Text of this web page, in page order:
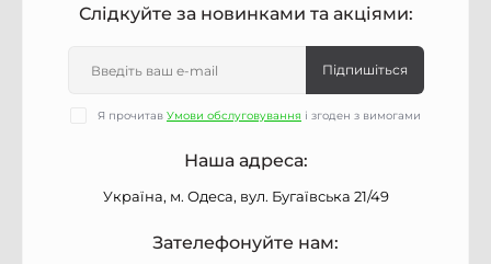
Слідкуйте за новинками та акціями:
Підпишіться
Я прочитав Умови обслуговування і згоден з вимогами
Наша адреса:
Україна, м. Одеса, вул. Бугаївська 21/49
Зателефонуйте нам: